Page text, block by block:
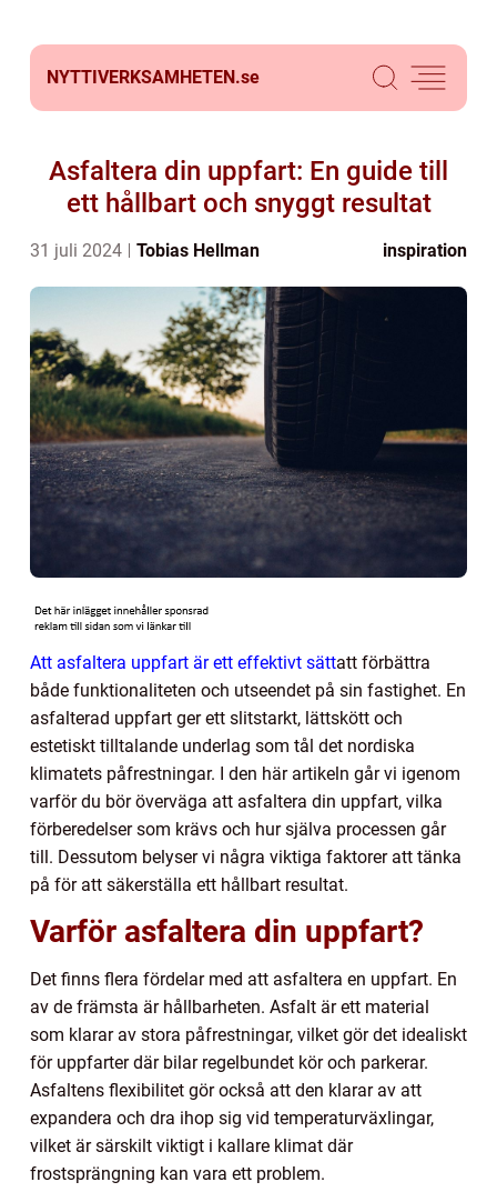
NYTTIVERKSAMHETEN.se
Asfaltera din uppfart: En guide till
ett hållbart och snyggt resultat
31 juli 2024 Tobias Hellman inspiration
Att asfaltera uppfart är ett effektivt sättatt förbättra
både funktionaliteten och utseendet på sin fastighet. En
asfalterad uppfart ger ett slitstarkt, lättskött och
estetiskt tilltalande underlag som tål det nordiska
klimatets påfrestningar. I den här artikeln går vi igenom
varför du bör överväga att asfaltera din uppfart, vilka
förberedelser som krävs och hur själva processen går
till. Dessutom belyser vi några viktiga faktorer att tänka
på för att säkerställa ett hållbart resultat.
Varför asfaltera din uppfart?
Det finns flera fördelar med att asfaltera en uppfart. En
av de främsta är hållbarheten. Asfalt är ett material
som klarar av stora påfrestningar, vilket gör det idealiskt
för uppfarter där bilar regelbundet kör och parkerar.
Asfaltens flexibilitet gör också att den klarar av att
expandera och dra ihop sig vid temperaturväxlingar,
vilket är särskilt viktigt i kallare klimat där
frostsprängning kan vara ett problem.